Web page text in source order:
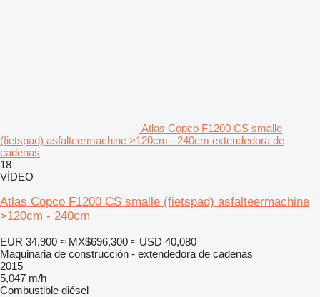
Atlas Copco F1200 CS smalle
(fietspad) asfalteermachine >120cm - 240cm extendedora de
cadenas
18
VÍDEO
Atlas Copco F1200 CS smalle (fietspad) asfalteermachine
>120cm - 240cm
EUR 34,900 ≈ MX$696,300 ≈ USD 40,080
Maquinaria de construcción - extendedora de cadenas
2015
5,047 m/h
Combustible diésel